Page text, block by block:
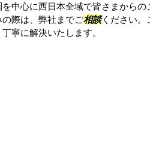
を中心に西日本全域で皆さまからの
の際は、弊社までご相談ください。
寧に解決いたします。